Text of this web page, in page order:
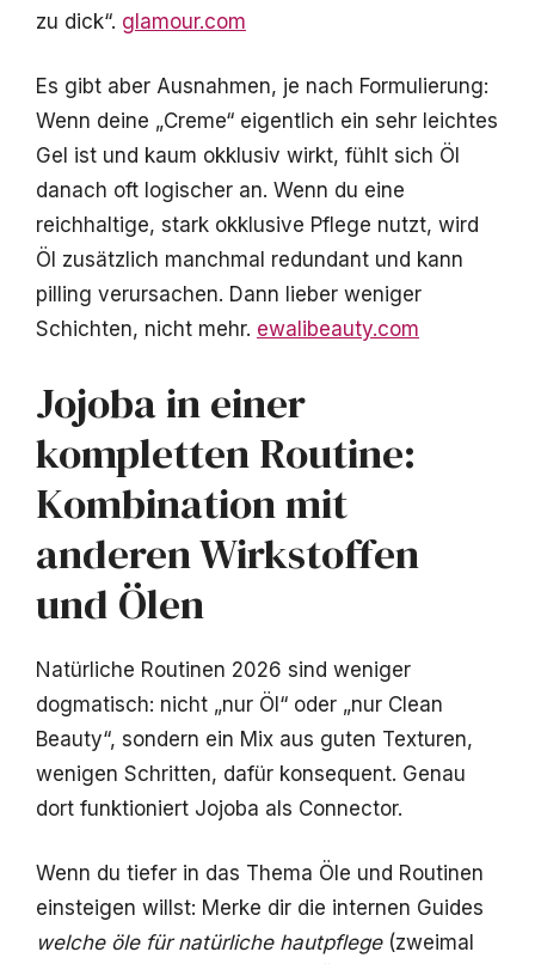
zu dick“. glamour.com
Es gibt aber Ausnahmen, je nach Formulierung:
Wenn deine „Creme“ eigentlich ein sehr leichtes
Gel ist und kaum okklusiv wirkt, fühlt sich Öl
danach oft logischer an. Wenn du eine
reichhaltige, stark okklusive Pflege nutzt, wird
Öl zusätzlich manchmal redundant und kann
pilling verursachen. Dann lieber weniger
Schichten, nicht mehr. ewalibeauty.com
Jojoba in einer
kompletten Routine:
Kombination mit
anderen Wirkstoffen
und Ölen
Natürliche Routinen 2026 sind weniger
dogmatisch: nicht „nur Öl“ oder „nur Clean
Beauty“, sondern ein Mix aus guten Texturen,
wenigen Schritten, dafür konsequent. Genau
dort funktioniert Jojoba als Connector.
Wenn du tiefer in das Thema Öle und Routinen
einsteigen willst: Merke dir die internen Guides
welche öle für natürliche hautpflege(zweimal